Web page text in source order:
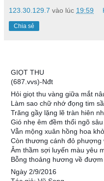
123.30.129.7 vào lúc 19:59
Chia sẻ
GIỌT THU
(687.vvs)-Nđt
Hỏi giọt thu vàng giữa mắt
Làm sao chữ nhớ đọng tim
Trăng gầy lặng lẽ tràn hiên
Gió nhẹ êm đềm thổi ngõ sâu
Vẫn mộng xuân hồng hoa
Còn thương cánh đỏ phượng
Âm thầm sợi luyến màu yêu
Bỗng thoảng hương về đượm
Ngày 2/9/2016